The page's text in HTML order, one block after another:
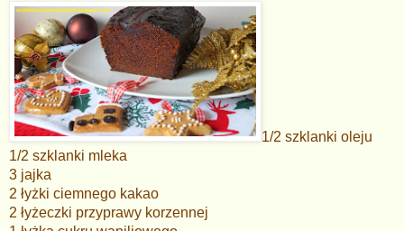
1/2 szklanki oleju
1/2 szklanki mleka
3 jajka
2 łyżki ciemnego kakao
2 łyżeczki przyprawy korzennej